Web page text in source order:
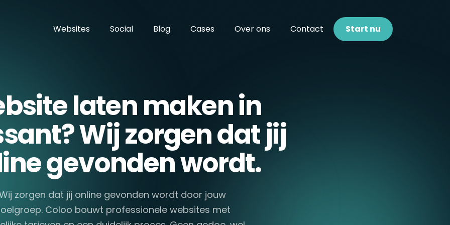
Websites
Social Blog Cases Over ons Contact Start nu
laten maken in
Wij zorgen dat jij
gevonden wordt.
zorgen dat jij online gevonden wordt door jouw
Coloo bouwt professionele websites met